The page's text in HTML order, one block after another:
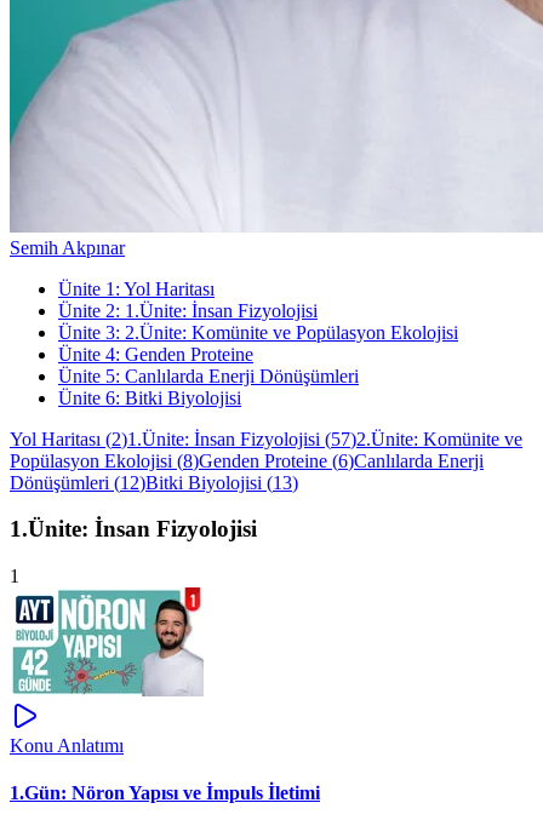
Semih Akpınar
Ünite 1 : Yol Haritası
Ünite 2: 1.Ünite: İnsan Fizyolojisi
Ünite 3: 2.Ünite: Komünite ve Popülasyon Ekolojisi
Ünite 4: Genden Proteine
Ünite 5: Canlılarda Enerji Dönüşümleri
Ünite 6: Bitki Biyolojisi
Yol Haritası (2)1.Ünite: İnsan Fizyolojisi (57)2.Ünite: Komünite ve
Popülasyon Ekolojisi (8)Genden Proteine (6)Canlılarda Enerji
Dönüşümleri (12)Bitki Biyolojisi (13)
1.Ünite: İnsan Fizyolojisi
1
Konu Anlatımı
1.Gün: Nöron Yapısı ve İmpuls İletimi